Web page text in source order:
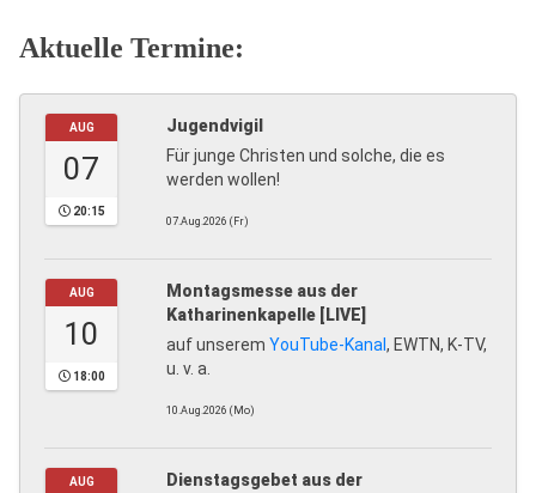
Aktuelle Termine:
AUG
07
20:15
Jugendvigil
Für junge Christen und solche, die es
werden wollen!
07.Aug.2026 (Fr)
AUG
10
18:00
Montagsmesse aus der
Katharinenkapelle [LIVE]
auf unserem YouTube-Kanal, EWTN, K-TV,
u. v. a.
10.Aug.2026 (Mo)
AUG
Dienstagsgebet aus der